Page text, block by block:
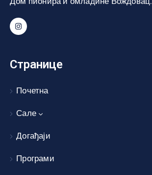
Странице
Почетна
Сале
Догађаји
Програми